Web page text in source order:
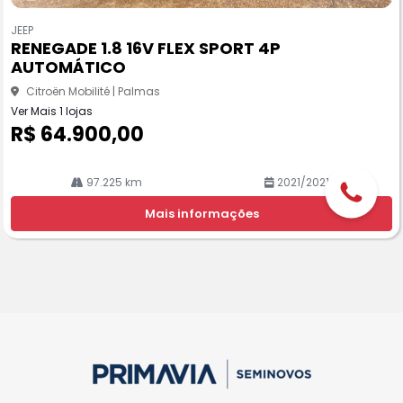
Co
pa
rtil
he
JEEP
RENEGADE 1.8 16V FLEX SPORT 4P
AUTOMÁTICO
Citroën Mobilité | Palmas
Ver Mais 1 lojas
R$ 64.900,00
97.225 km 2021/2021
Mais informações